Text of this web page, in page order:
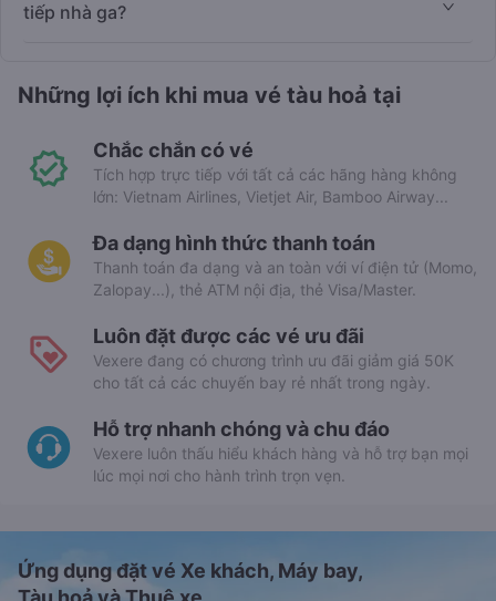
tiếp nhà ga?
Những lợi ích khi mua vé tàu hoả tại
Chắc chắn có vé
Tích hợp trực tiếp với tất cả các hãng hàng không
lớn: Vietnam Airlines, Vietjet Air, Bamboo Airway...
Đa dạng hình thức thanh toán
Thanh toán đa dạng và an toàn với ví điện tử (Momo,
Zalopay...), thẻ ATM nội địa, thẻ Visa/Master.
Luôn đặt được các vé ưu đãi
Vexere đang có chương trình ưu đãi giảm giá 50K
cho tất cả các chuyến bay rẻ nhất trong ngày.
Hỗ trợ nhanh chóng và chu đáo
Vexere luôn thấu hiểu khách hàng và hỗ trợ bạn mọi
lúc mọi nơi cho hành trình trọn vẹn.
Ứng dụng đặt vé Xe khách, Máy bay,